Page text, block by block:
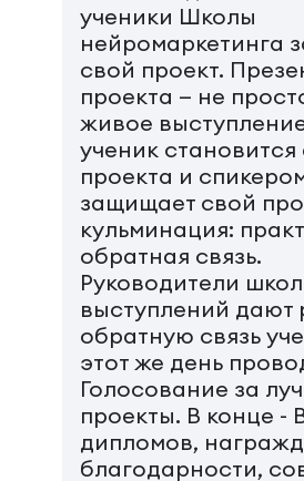
ученики Школы
нейромаркетинга
свой проект.
проекта — не
живое
ученик
проекта и
защищает свой
кульминация:
обратная связь.
Руководители
выступлений дают
обратную связь
этот же день
Голосование за
проекты. В конце -
дипломов,
благодарности,